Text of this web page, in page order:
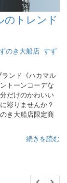
のトレンド
のき大船店 すず
ンド《ハカマル
トーンコーデな
だけのかわいい
彩りませんか？
き大船店限定商
続きを読む